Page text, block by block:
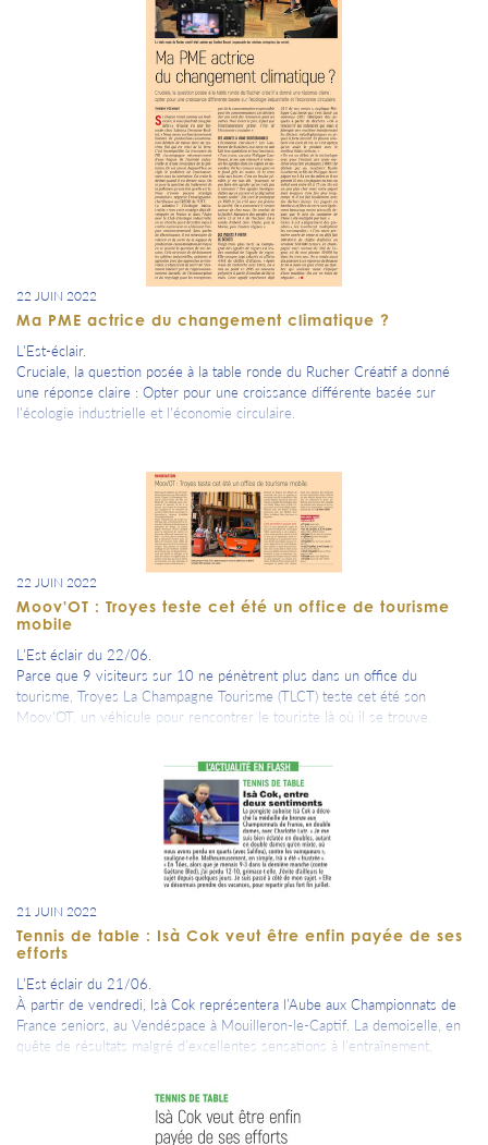
22 JUIN 2022
Ma PME actrice du changement climatique ?
L'Est-éclair.
Cruciale, la question posée à la table ronde du Rucher Créatif a donné
une réponse claire : Opter pour une croissance différente basée sur
l'écologie industrielle et l'économie circulaire.
22 JUIN 2022
Moov'OT : Troyes teste cet été un office de tourisme
mobile
L'Est éclair du 22/06.
Parce que 9 visiteurs sur 10 ne pénètrent plus dans un office du
tourisme, Troyes La Champagne Tourisme (TLCT) teste cet été son
Moov'OT, un véhicule pour rencontrer le touriste là où il se trouve.
21 JUIN 2022
Tennis de table : Isà Cok veut être enfin payée de ses
efforts
L'Est éclair du 21/06.
À partir de vendredi, Isà Cok représentera l’Aube aux Championnats de
France seniors, au Vendéspace à Mouilleron-le-Captif. La demoiselle, en
quête de résultats malgré d’excellentes sensations à l’entraînement,